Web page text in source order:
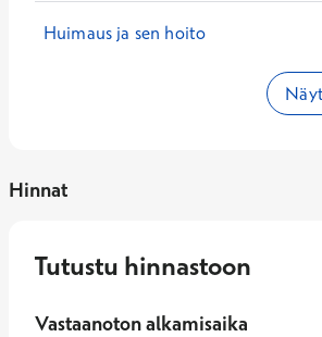
Huimaus ja sen hoito
Hinnat
Tutustu hinnastoon
Vastaanoton alkamisaika